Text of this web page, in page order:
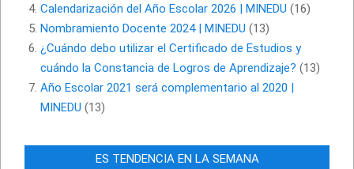
Calendarización del Año Escolar 2026 | MINEDU (16)
Nombramiento Docente 2024 | MINEDU (13)
¿Cuándo debo utilizar el Certificado de Estudios y
cuándo la Constancia de Logros de Aprendizaje? (13)
Año Escolar 2021 será complementario al 2020 |
MINEDU (13)
ES TENDENCIA EN LA SEMANA